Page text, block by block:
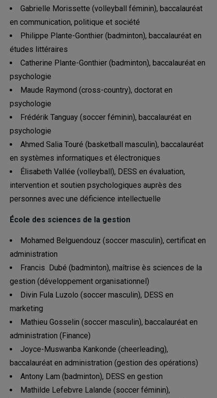
Gabrielle Morissette (volleyball féminin), baccalauréat
en communication, politique et société
Philippe Plante-Gonthier (badminton), baccalauréat en
études littéraires
Catherine Plante-Gonthier (badminton), baccalauréat en
psychologie
Maude Raymond (cross-country), doctorat en
psychologie
Frédérik Tanguay (soccer féminin), baccalauréat en
psychologie
Ahmed Salia Touré (basketball masculin), baccalauréat
en systèmes informatiques et électroniques
Élisabeth Vallée (volleyball), DESS en évaluation,
intervention et soutien psychologiques auprès des
personnes avec une déficience intellectuelle
École des sciences de la gestion
Mohamed Belguendouz (soccer masculin), certificat en
administration
Francis Dubé (badminton), maîtrise ès sciences de la
gestion (développement organisationnel)
Divin Fula Luzolo (soccer masculin), DESS en
marketing
Mathieu Gosselin (soccer masculin), baccalauréat en
administration (Finance)
Joyce-Muswanba Kankonde (cheerleading),
baccalauréat en administration (gestion des opérations)
Antony Lam (badminton), DESS en gestion
Mathilde Lefebvre Lalande (soccer féminin),